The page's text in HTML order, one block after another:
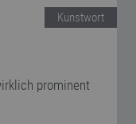
Kunstwort
prominent